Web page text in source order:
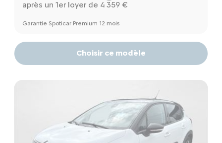
après un 1er loyer de 4 359 €
Garantie Spoticar Premium 12 mois
Choisir ce modèle